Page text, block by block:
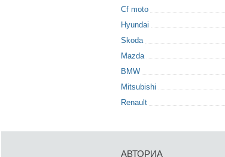
Cf moto
Hyundai
Skoda
Mazda
BMW
Mitsubishi
Renault
АВТОРИА